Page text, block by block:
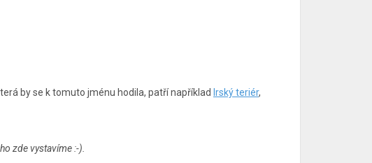
by se k tomuto jménu hodila, patří například Irský teriér,
zde vystavíme :-).